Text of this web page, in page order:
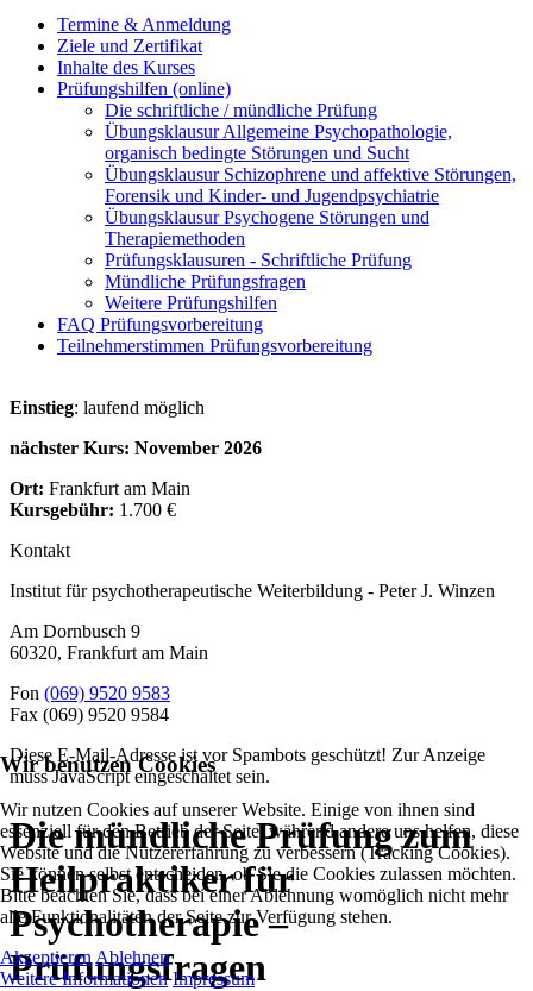
Termine & Anmeldung
Ziele und Zertifikat
Inhalte des Kurses
Prüfungshilfen (online)
Die schriftliche / mündliche Prüfung
Übungsklausur Allgemeine Psychopathologie,
organisch bedingte Störungen und Sucht
Übungsklausur Schizophrene und affektive Störungen,
Forensik und Kinder- und Jugendpsychiatrie
Übungsklausur Psychogene Störungen und
Therapiemethoden
Prüfungsklausuren - Schriftliche Prüfung
Mündliche Prüfungsfragen
Weitere Prüfungshilfen
FAQ Prüfungsvorbereitung
Teilnehmerstimmen Prüfungsvorbereitung
Einstieg: laufend möglich
nächster Kurs: November 2026
Ort: Frankfurt am Main
Kursgebühr: 1.700 €
Kontakt
Institut für psychotherapeutische Weiterbildung - Peter J. Winzen
Am Dornbusch 9
60320, Frankfurt am Main
Fon (069) 9520 9583
Fax (069) 9520 9584
Diese E-Mail-Adresse ist vor Spambots geschützt! Zur Anzeige
muss JavaScript eingeschaltet sein.
Die mündliche Prüfung zum
Heilpraktiker für
Psychotherapie –
Prüfungsfragen
Wir benutzen Cookies
Wir nutzen Cookies auf unserer Website. Einige von ihnen sind
essenziell für den Betrieb der Seite, während andere uns helfen, diese
Website und die Nutzererfahrung zu verbessern (Tracking Cookies).
Sie können selbst entscheiden, ob Sie die Cookies zulassen möchten.
Bitte beachten Sie, dass bei einer Ablehnung womöglich nicht mehr
alle Funktionalitäten der Seite zur Verfügung stehen.
Akzeptieren Ablehnen
Weitere Informationen Impressum